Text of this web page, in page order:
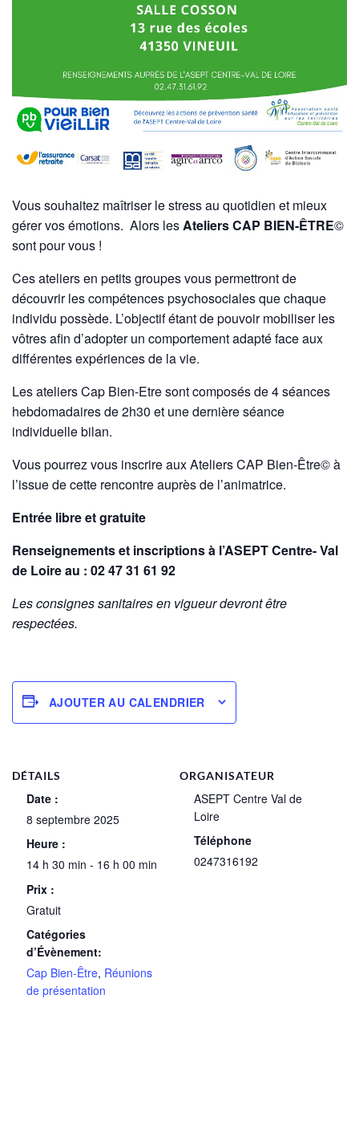
Vous souhaitez maîtriser le stress au quotidien et mieux
gérer vos émotions. Alors lesAteliers CAP BIEN-ÊTRE©
sont pour vous !
Ces ateliers en petits groupes vous permettront de
découvrir les compétences psychosociales que chaque
individu possède. L’objectif étant de pouvoir mobiliser les
vôtres afin d’adopter un comportement adapté face aux
différentes expériences de la vie.
Les ateliers Cap Bien-Etre sont composés de 4 séances
hebdomadaires de 2h30 et une dernière séance
individuelle bilan.
Vous pourrez vous inscrire aux Ateliers CAP Bien-Être© à
l’issue de cette rencontre auprès de l’animatrice.
Entrée libre et gratuite
Renseignements et inscriptions à l’ASEPT Centre- Val
de Loire au : 02 47 31 61 92
Les consignes sanitaires en vigueur devront être
respectées.
AJOUTER AU CALENDRIER
DÉTAILS
Date :
8 septembre 2025
Heure :
14 h 30 min - 16 h 00 min
Prix :
Gratuit
Catégories
d’Évènement:
Cap Bien-Être, Réunions
de présentation
ORGANISATEUR
ASEPT Centre Val de
Loire
Téléphone
0247316192